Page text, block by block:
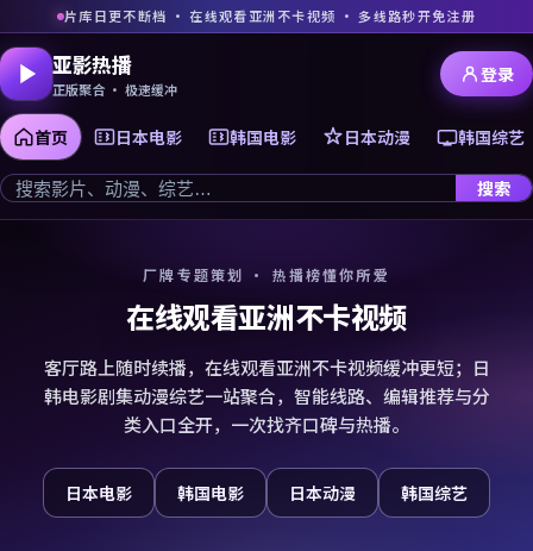
片库日更不断档 · 在线观看亚洲不卡视频 · 多线路秒开免注册
亚影热播
正版聚合 · 极速缓冲
首页 日本电影 韩国电影 日本动漫 韩国综艺
搜索
登录
厂牌专题策划 · 热播榜懂你所爱
在线观看亚洲不卡视频
客厅路上随时续播，在线观看亚洲不卡视频缓冲更短；日
韩电影剧集动漫综艺一站聚合，智能线路、编辑推荐与分
类入口全开，一次找齐口碑与热播。
日本电影 韩国电影 日本动漫 韩国综艺